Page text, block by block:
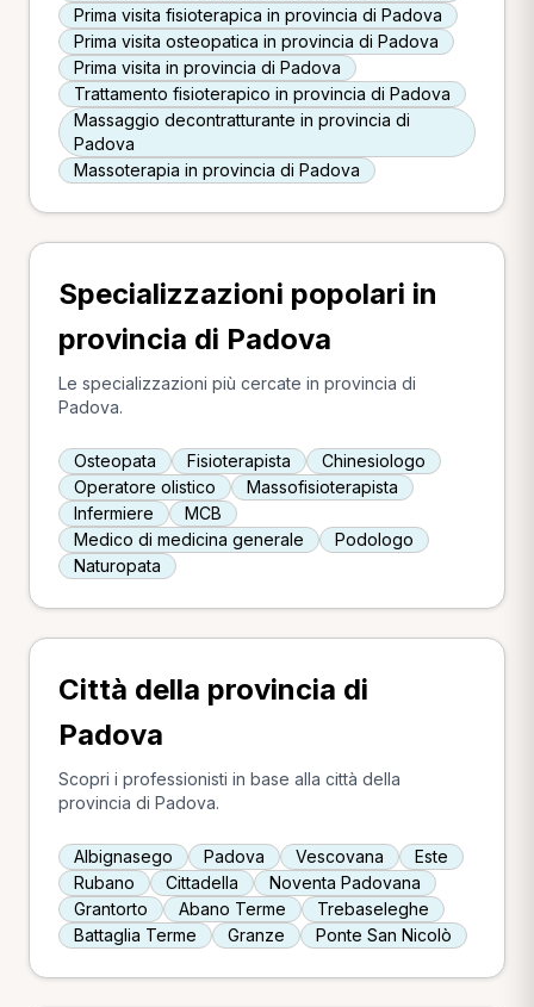
Prima visita fisioterapica in provincia di Padova
Prima visita osteopatica in provincia di Padova
Prima visita in provincia di Padova
Trattamento fisioterapico in provincia di Padova
Massaggio decontratturante in provincia di
Padova
Massoterapia in provincia di Padova
Specializzazioni popolari in
provincia di Padova
Le specializzazioni più cercate in provincia di
Padova.
Osteopata Fisioterapista
Chinesiologo
Operatore olistico
Massofisioterapista
Infermiere
MCB
Medico di medicina generale
Podologo
Naturopata
Città della provincia di
Padova
Scopri i professionisti in base alla città della
provincia di Padova.
Albignasego Padova Vescovana
Este
Rubano
Cittadella
Noventa Padovana
Grantorto
Abano Terme
Trebaseleghe
Battaglia Terme
Granze Ponte San Nicolò